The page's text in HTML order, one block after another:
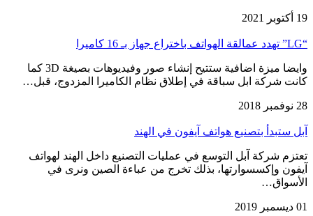
19 أكتوبر 2021
“LG” تهدد عمالقة الهواتف باختراع جهاز بـ 16 كاميرا
وايضا ميزة اضافية ستتيح إنشاء صور وفيديوهات بصيغة 3D كما
كانت شركة ابل سباقة في إطلاق نظام الكاميرا المزدوج، قبل…
28 نوفمبر 2018
آبل ستبدأ بتصنيع هواتف آيفون في الهند
تعتزم شركة آبل التوسع في عمليات التصنيع داخل الهند لهواتف
آيفون وإكسسوارتها، بذلك تخرج من عباءة الصين ونرى في
الأسواق…
01 ديسمبر 2019